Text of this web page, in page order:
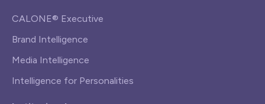
CALONE® Executive
Brand Intelligence
Media Intelligence
Intelligence for Personalities